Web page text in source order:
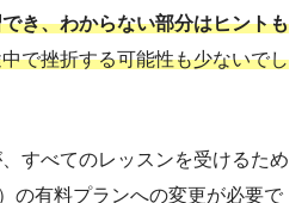
き、わからない部分はヒントも
で挫折する可能性も少ないでし
すべてのレッスンを受けるため
の有料プランへの変更が必要で